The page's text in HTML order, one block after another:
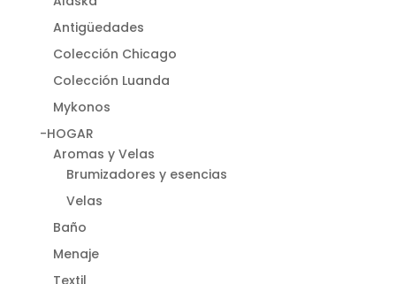
Antigüedades
Colección Chicago
Colección Luanda
Mykonos
-HOGAR
Aromas y Velas
Brumizadores y esencias
Velas
Baño
Menaje
Textil